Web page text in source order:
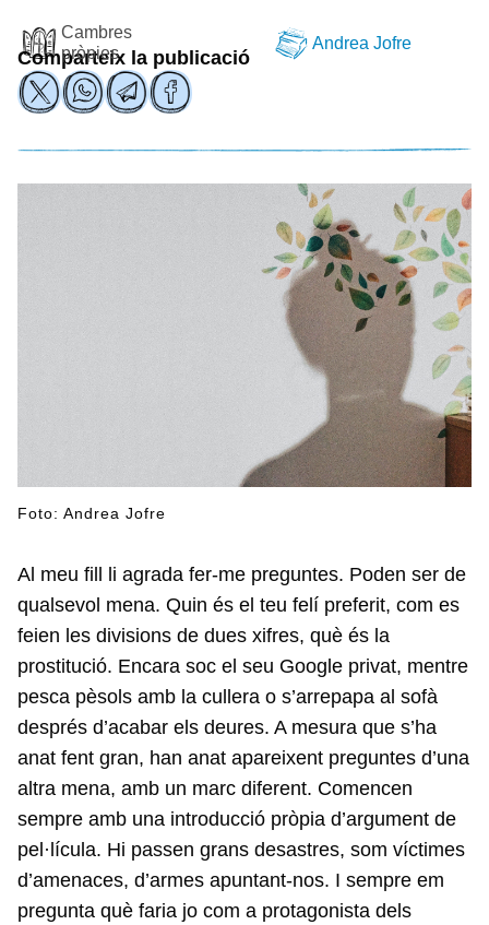
Cambres
pròpies
Andrea Jofre
Comparteix la publicació
Foto: Andrea Jofre
Al meu fill li agrada fer-me preguntes. Poden ser de
qualsevol mena. Quin és el teu felí preferit, com es
feien les divisions de dues xifres, què és la
prostitució. Encara soc el seu Google privat, mentre
pesca pèsols amb la cullera o s’arrepapa al sofà
després d’acabar els deures. A mesura que s’ha
anat fent gran, han anat apareixent preguntes d’una
altra mena, amb un marc diferent. Comencen
sempre amb una introducció pròpia d’argument de
pel·lícula. Hi passen grans desastres, som víctimes
d’amenaces, d’armes apuntant-nos. I sempre em
pregunta què faria jo com a protagonista dels